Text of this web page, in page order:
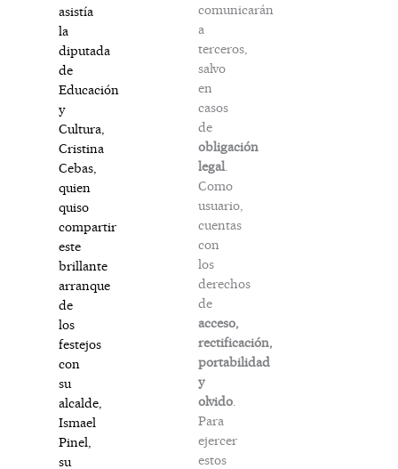
asistía
la
diputada
de
Educación
y
Cultura,
Cristina
Cebas,
quien
quiso
compartir
este
brillante
arranque
de
los
festejos
con
su
alcalde,
Ismael
Pinel,
su
comunicarán
a
terceros,
salvo
en
casos
de
obligación
legal
Como
usuario,
cuentas
con
los
derechos
de
acceso,
rectificación,
portabilidad
y
olvido
Para
ejercer
estos